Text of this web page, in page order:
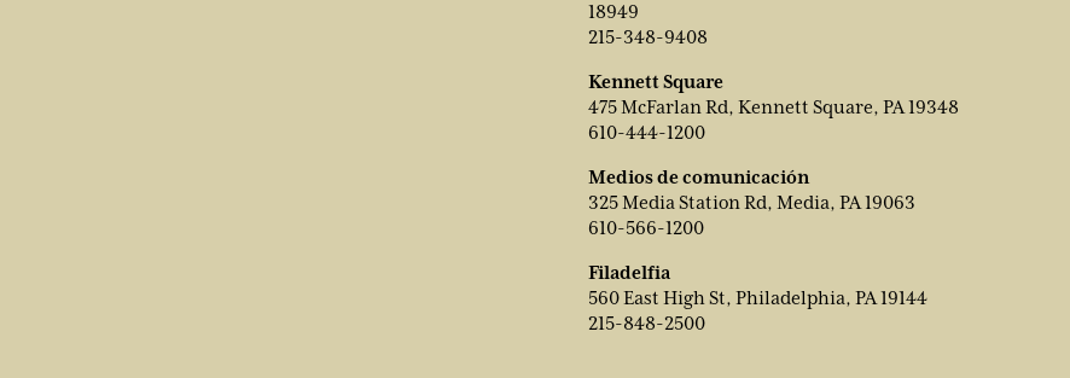
18949
215-348-9408
Kennett Square
475 McFarlan Rd, Kennett Square, PA 19348
610-444-1200
Medios de comunicación
325 Media Station Rd, Media, PA 19063
610-566-1200
Filadelfia
560 East High St, Philadelphia, PA 19144
215-848-2500